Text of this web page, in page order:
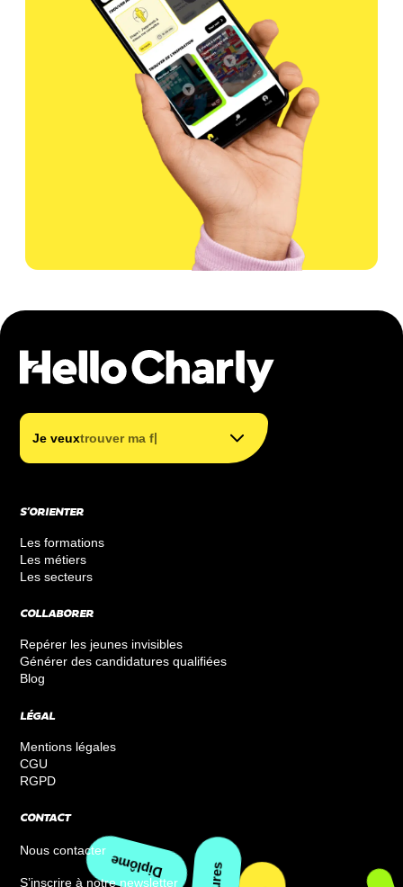
Je veuxtrouver ma formation
trouver mon métier
financer ma formation
S’ORIENTER
Les formations
Les métiers
Les secteurs
COLLABORER
Repérer les jeunes invisibles
Générer des candidatures qualifiées
Blog
LÉGAL
Mentions légales
CGU
RGPD
CONTACT
Nous contacter
S’inscrire à notre newsletter